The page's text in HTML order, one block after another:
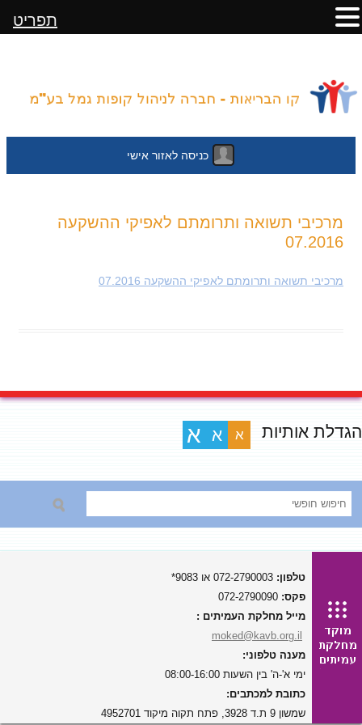
כניסה לאזור אישי
לתוכן
מרכיבי תשואה ותרומתם לאפיקי ההשקעה
07.2016
מרכיבי תשואה ותרומתם לאפיקי ההשקעה 07.2016
הגדלת אותיות א א א
טלפון:
פקס:
מייל מחלקת העמיתים :
moked@kavb.org.il
מענה טלפוני:
ימי א'-ה' בין השעות 08:00-16:00
כתובת למכתבים:
שמשון 9 ת.ד 3928, פתח תקוה מיקוד 4952701
תפריט